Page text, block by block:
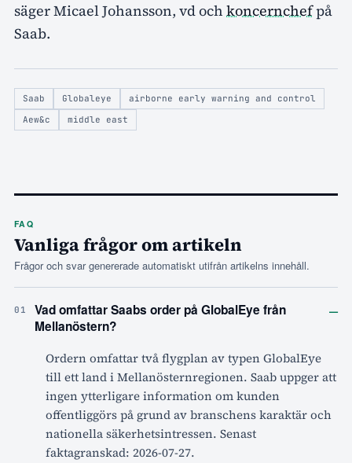
säger Micael Johansson, vd och koncernchefpå
Saab.
Saab Globaleye
airborne early warning and control
Aew&c
middle east
FAQ
Vanliga frågor om artikeln
Frågor och svar genererade automatiskt utifrån artikelns innehåll.
01
Vad omfattar Saabs order på GlobalEye från
Mellanöstern?
–
Ordern omfattar två flygplan av typen GlobalEye
till ett land i Mellanösternregionen. Saab uppger att
ingen ytterligare information om kunden
offentliggörs på grund av branschens karaktär och
nationella säkerhetsintressen. Senast
faktagranskad: 2026-07-27.